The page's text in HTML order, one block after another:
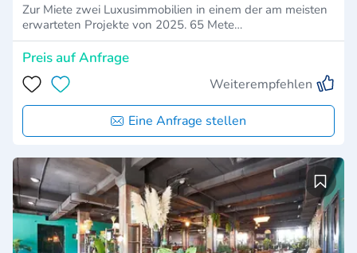
Zur Miete zwei Luxusimmobilien in einem der am meisten
erwarteten Projekte von 2025. 65 Mete…
Preis auf Anfrage
Weiterempfehlen
Eine Anfrage stellen